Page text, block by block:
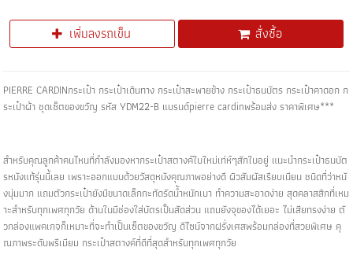
เพิ่มลงรถเข็น สั่งซื้อ
PIERRE CARDINกระเป๋า กระเป๋าเดินทาง กระเป๋าสะพายข้าง กระเป๋าธนบัตร กระเป๋าคาดอก ก
ระเป๋าผ้า ชุดเซ็ตของขวัญ รหัส YDM22-B แบรนด์pierre cardinพร้อมส่ง ราคาพิเศษ***
สำหรับคุณลูกค้าคนไหนที่กำลังมองหากระเป๋าสตางค์ใบใหม่เท่ห์ๆสักใบอยู่ แนะนำกระเป๋าธนบัต
รหนังแท้รุ่นนี้เลย เพราะออกแบบด้วยวัสดุหนังคุณภาพอย่างดี ผิวสัมผัสเรียบเนียน ชนิดที่ว่าหนั
งนุ่มมาก แถมตัวกระเป๋ายังมีขนาดเล็กกะทัดรัดน้ำหนักเบา ทำความสะอาดง่าย สุดคลาสสิกที่เหม
าะสำหรับทุกเพศทุกวัย ด้านในมีช่องใส่บัตรเป็นสัดส่วน แถมยังจุของได้เยอะ ไม่เสียทรงง่าย ตั
วกล่องแพคเกจก็เหมาะที่จะทำเป็นเซ็ตของขวัญ ดีไซน์จากฝรั่งเศสพร้อมกล่องที่สวยพิเศษ คุ
ณภาพระดับพรีเมียม กระเป๋าสตางค์ที่ดีที่สุดสำหรับทุกเพศทุกวัย